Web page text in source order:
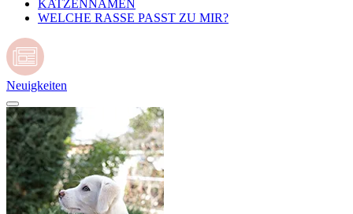
KATZENNAMEN
WELCHE RASSE PASST ZU MIR?
Neuigkeiten